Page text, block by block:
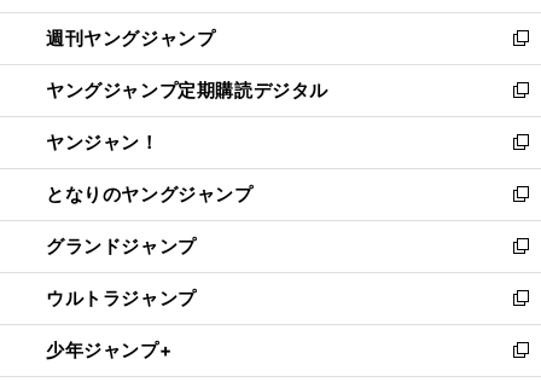
開
く
ウ
で
開
く
ン
ド
ウ
で
開
く
ウ
ィ
ン
ド
ウ
で
開
く
週刊ヤングジャンプ
新
し
い
ウ
ィ
ン
ド
ウ
で
開
く
ヤングジャンプ定期購読デジタル
新
し
い
ウ
ィ
ン
ド
ウ
で
開
く
ヤンジャン！
新
し
い
ウ
ィ
ン
ド
ウ
で
開
となりのヤングジャンプ
新
し
い
ウ
ィ
ン
ド
ウ
グランドジャンプ
新
し
い
ウ
ィ
ウルトラジャンプ
新
し
い
少年ジャンプ+
新